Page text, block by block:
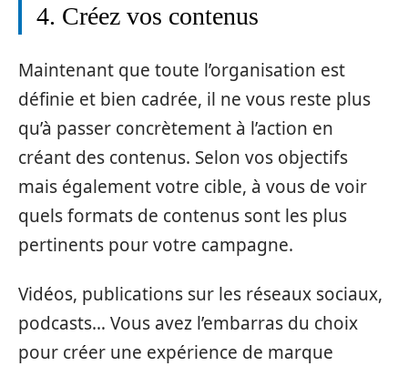
4. Créez vos contenus
Maintenant que toute l’organisation est
définie et bien cadrée, il ne vous reste plus
qu’à passer concrètement à l’action en
créant des contenus. Selon vos objectifs
mais également votre cible, à vous de voir
quels formats de contenus sont les plus
pertinents pour votre campagne.
Vidéos, publications sur les réseaux sociaux,
podcasts… Vous avez l’embarras du choix
pour créer une expérience de marque